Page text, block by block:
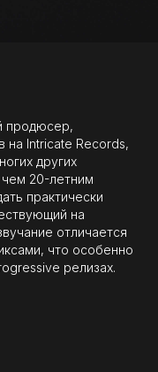
продюсер,
на Intricate Records,
других
20-летним
практически
на
отличается
что особенно
релизах.